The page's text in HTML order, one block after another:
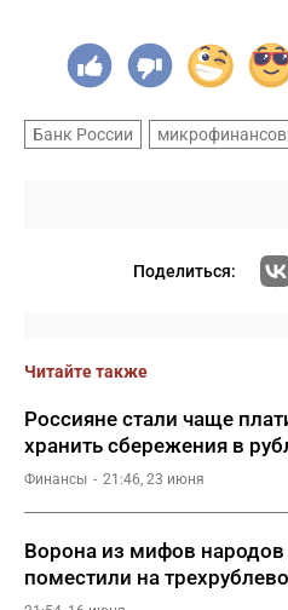
Банк России
Поделиться:
Читайте также
Россияне стали чаще
хранить сбережения в
Финансы 21:46, 23 июня
Ворона из мифов народов
поместили на